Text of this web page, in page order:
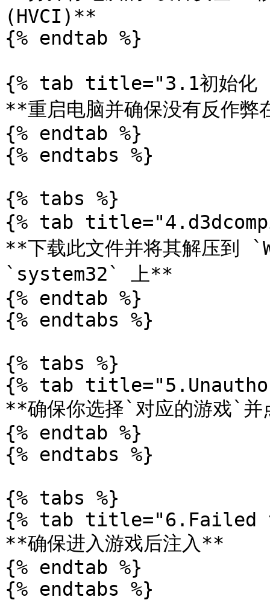
(HVCI)**
{% endtab %}
{% tab title="3.1初始化
**重启电脑并确保没有反作弊
{% endtab %}
{% endtabs %}
{% tabs %}
{% tab
**下载此文件并将其解压到
`system32` 上**
{% endtab %}
{% endtabs %}
{% tabs %}
{% tab
**确保你选择`对应的游戏`
{% endtab %}
{% endtabs %}
{% tabs %}
{% tab title="6.Failed
**确保进入游戏后注入**
{% endtab %}
{% endtabs %}